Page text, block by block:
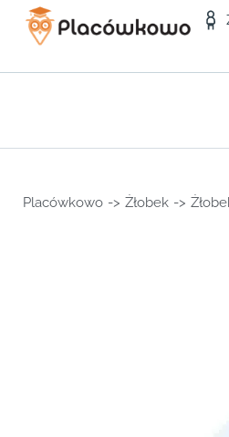
Placówkowo -> Żłobek ->